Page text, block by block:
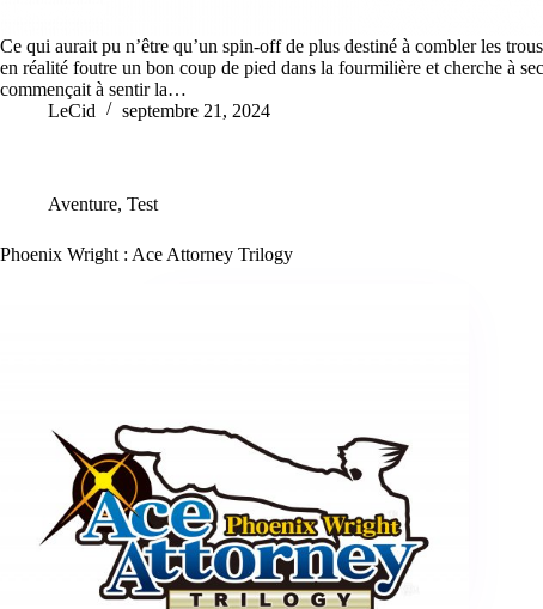
Ce qui aurait pu n’être qu’un spin-off de plus destiné à combler les
en réalité foutre un bon coup de pied dans la fourmilière et cherche à
commençait à sentir la…
LeCid
septembre 21, 2024
Aventure, Test
Phoenix Wright : Ace Attorney Trilogy